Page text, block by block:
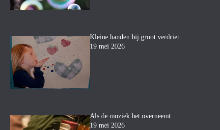
Kleine handen bij groot verdriet
19 mei 2026
Als de muziek het overneemt
19 mei 2026